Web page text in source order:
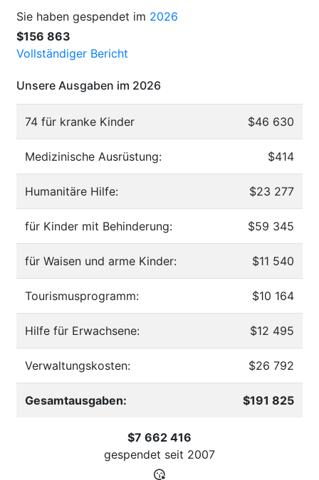
Sie haben gespendet im 2026
$156 863
Vollständiger Bericht
Unsere Ausgaben im 2026
74 für kranke Kinder $46 630
Medizinische Ausrüstung: $414
Humanitäre Hilfe: $23 277
für Kinder mit Behinderung: $59 345
für Waisen und arme Kinder: $11 540
Tourismusprogramm: $10 164
Hilfe für Erwachsene: $12 495
Verwaltungskosten: $26 792
Gesamtausgaben: $191 825
$7 662 416
gespendet seit 2007